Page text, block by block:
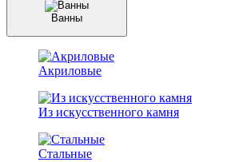
Ванны
Акриловые
Из искусственного камня
Стальные